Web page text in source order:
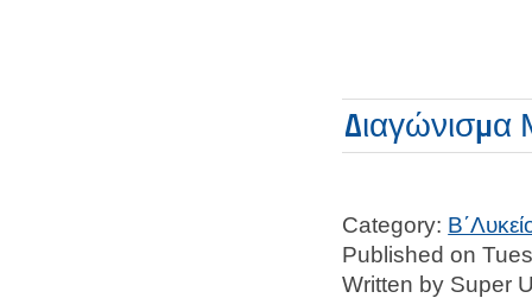
Διαγώνισμα
Category:
Published on
Written by Super